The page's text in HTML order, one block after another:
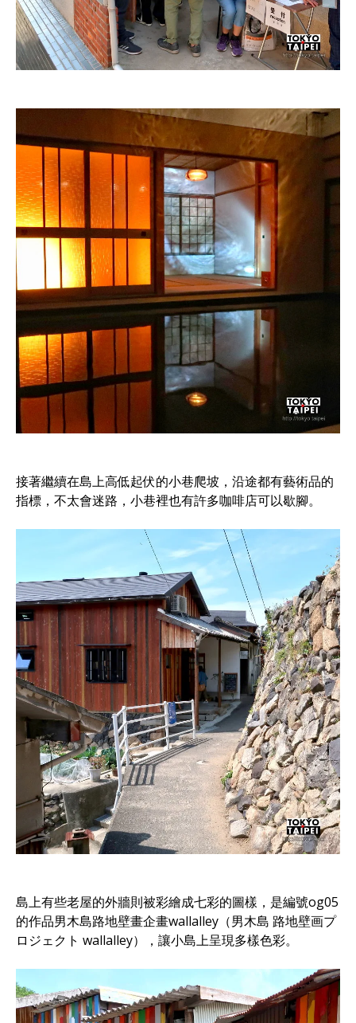
接著繼續在島上高低起伏的小巷爬坡，沿途都有藝術品的
指標，不太會迷路，小巷裡也有許多咖啡店可以歇腳。
島上有些老屋的外牆則被彩繪成七彩的圖樣，是編號og05
的作品男木島路地壁畫企畫wallalley（男木島 路地壁画プ
ロジェクト wallalley），讓小島上呈現多樣色彩。